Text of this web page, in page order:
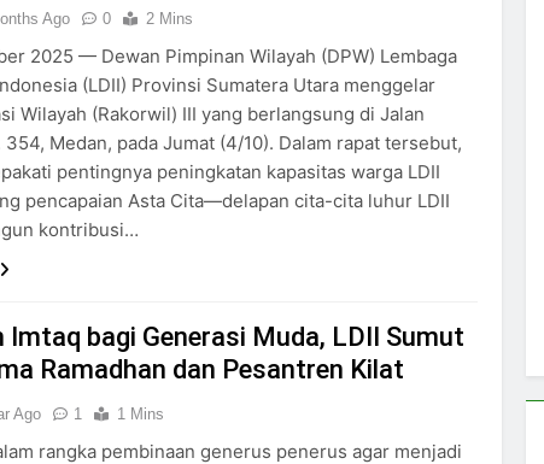
Ago 0 2 Mins
2025 — Dewan Pimpinan Wilayah (DPW) Lembaga
(LDII) Provinsi Sumatera Utara menggelar
Wilayah (Rakorwil) III yang berlangsung di Jalan
Medan, pada Jumat (4/10). Dalam rapat tersebut,
pentingnya peningkatan kapasitas warga LDII
pencapaian Asta Cita—delapan cita-cita luhur LDII
kontribusi…
Imtaq bagi Generasi Muda, LDII Sumut
Ramadhan dan Pesantren Kilat
Ago 1 1 Mins
rangka pembinaan generus penerus agar menjadi